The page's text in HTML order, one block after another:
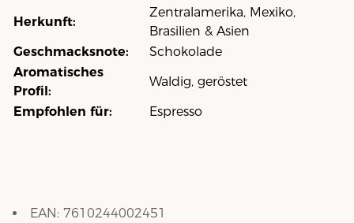
Herkunft:
Zentralamerika, Mexiko,
Brasilien & Asien
Geschmacksnote:
Schokolade
Aromatisches
Profil:
Waldig, geröstet
Empfohlen für:
Espresso
EAN: 7610244002451